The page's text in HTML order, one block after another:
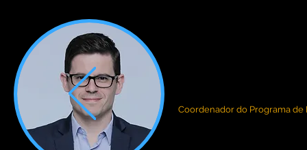
Coordenador do Programa de